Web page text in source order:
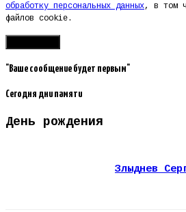
обработку персональных данных, в том
файлов cookie.
"Ваше сообщение будет первым"
Сегодня дни памяти
День рождения
Злыднев